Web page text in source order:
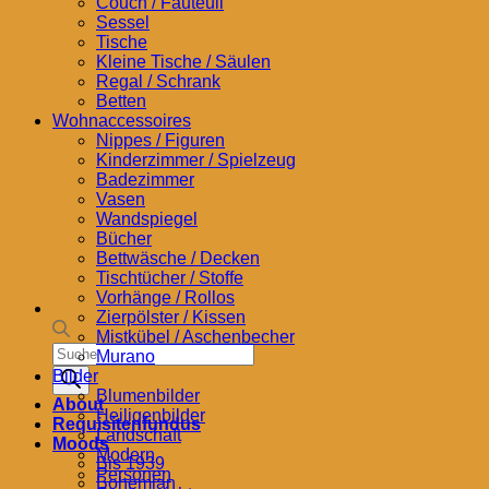
Products
search
About
Requisitenfundus
Moods
Bis 1939
Bohemian
Sessel
Tische
Kleine Tische / Säulen
Regal / Schrank
Betten
Wohnaccessoires
Nippes / Figuren
Kinderzimmer / Spielzeug
Badezimmer
Vasen
Wandspiegel
Bücher
Bettwäsche / Decken
Tischtücher / Stoffe
Vorhänge / Rollos
Zierpölster / Kissen
Mistkübel / Aschenbecher
Murano
Bilder
Blumenbilder
Heiligenbilder
Landschaft
Modern
Personen